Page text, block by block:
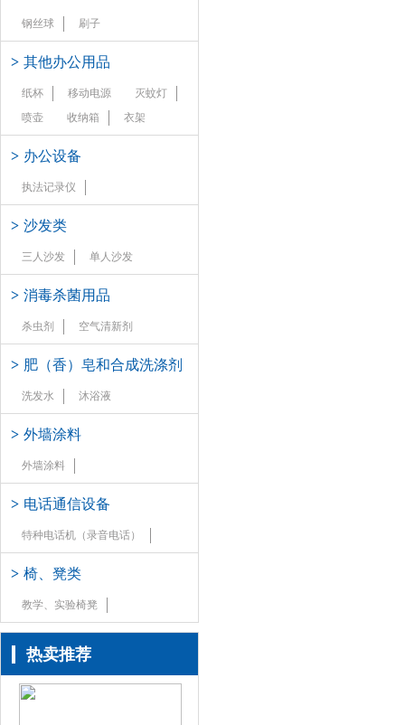
钢丝球 刷子
> 其他办公用品
纸杯 移动电源
灭蚊灯
喷壶
收纳箱 衣架
> 办公设备
执法记录仪
> 沙发类
三人沙发 单人沙发
> 消毒杀菌用品
杀虫剂 空气清新剂
> 肥（香）皂和合成洗涤剂
洗发水 沐浴液
> 外墙涂料
外墙涂料
> 电话通信设备
特种电话机（录音电话）
> 椅、凳类
教学、实验椅凳
热卖推荐